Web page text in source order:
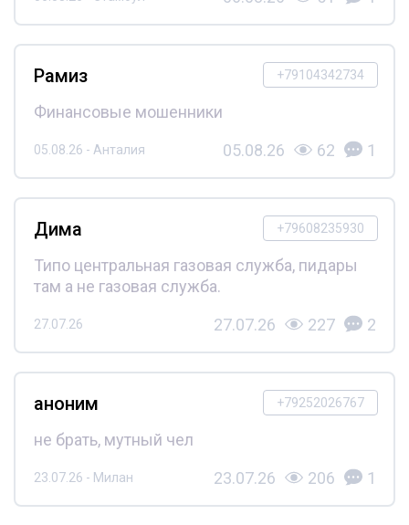
+79104342734
Рамиз
Финансовые мошенники
05.08.26 - Анталия 05.08.26 62 1
+79608235930
Дима
Типо центральная газовая служба, пидары
там а не газовая служба.
27.07.26 27.07.26 227 2
+79252026767
аноним
не брать, мутный чел
23.07.26 - Милан 23.07.26 206 1